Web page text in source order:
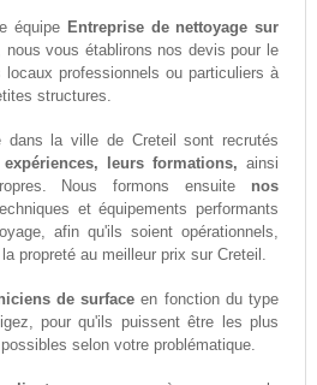
équipe Entreprise de nettoyage sur
nous vous établirons nos devis pour le
professionnels ou particuliers à
structures.
dans la ville de Creteil sont recrutés
expériences, leurs formations, ainsi
Nous formons ensuite nos
et équipements performants
afin qu'ils soient opérationnels,
propreté au meilleur prix sur Creteil.
de surface en fonction du type
pour qu'ils puissent être les plus
selon votre problématique.